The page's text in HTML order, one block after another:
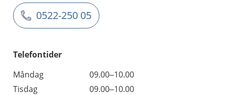
0522-250 05
Telefontider
Måndag
09.00–10.00
Tisdag
09.00–10.00